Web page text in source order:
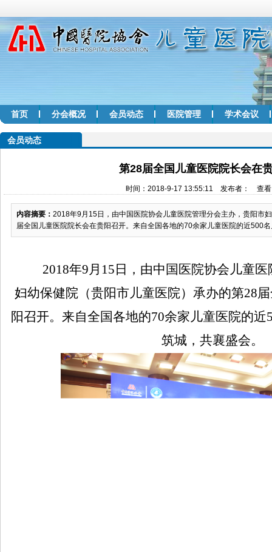
首页 分会概况 会员动态 医院管理 学术会议
会员动态
第28届全国儿童医院院长会在
时间：2018-9-17 13:55:11 发布者： 查看
内容摘要： 2018年9月15日，由中国医院协会儿童医院管理分会主办，贵阳市
届全国儿童医院院长会在贵阳召开。来自全国各地的70余家儿童医院的近500
2018年9月 15 日，由中国医院协会儿童
妇幼保健院（贵阳市儿童医院）承办的第28
阳召开。来自全国各地的70余家儿童医院的近
筑城，共襄盛会。